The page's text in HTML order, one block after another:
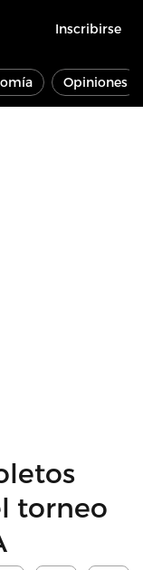
Inscribirse
Opiniones
torneo